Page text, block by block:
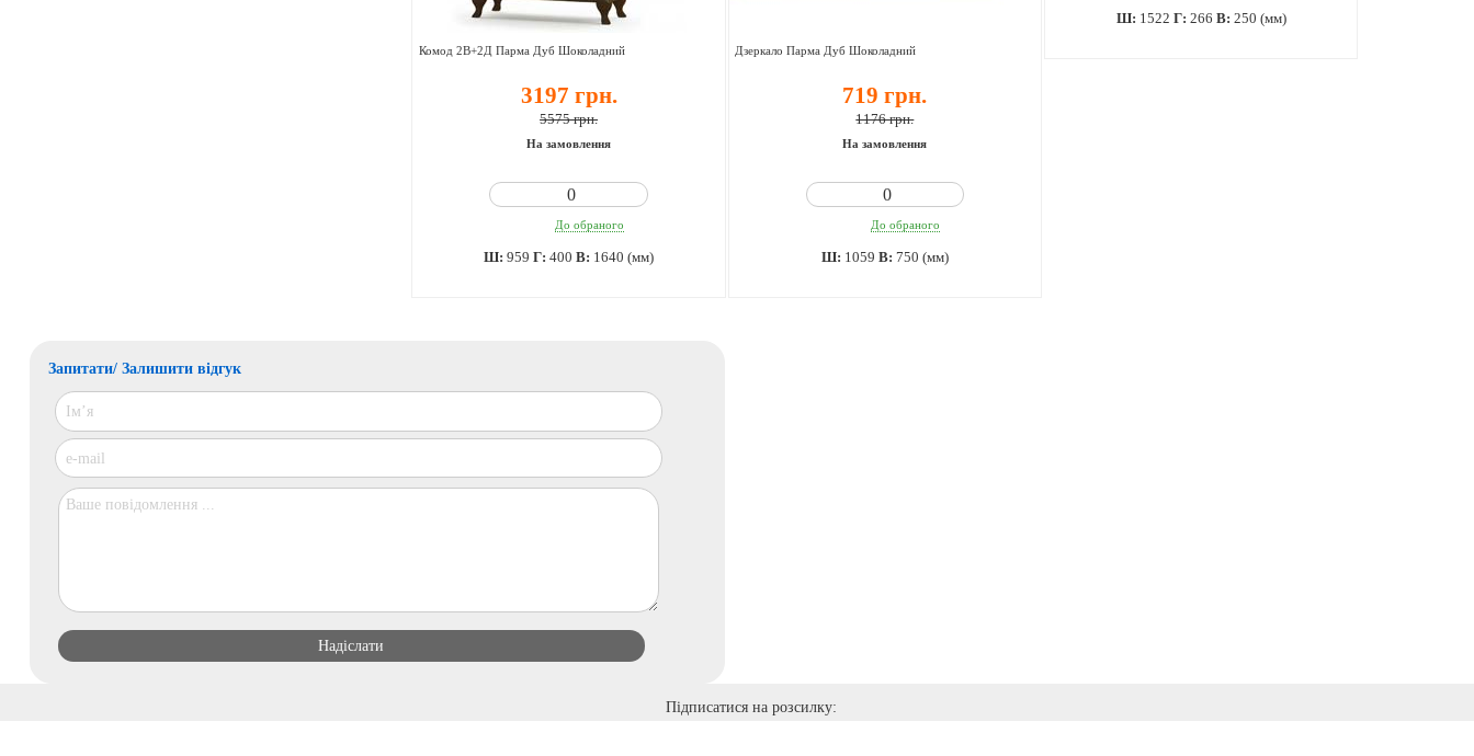
Комод 2В+2Д Парма Дуб Шоколадний
3197 грн.
5575 грн.
На замовлення
До обраного
Ш:959 Г:400 В: 1640 (мм)
Дзеркало Парма Дуб Шоколадний
719 грн.
1176 грн.
На замовлення
До обраного
Ш: 1059 В: 750 (мм)
Ш: 1522 Г: 266 В: 250 (мм)
Запитати/ Залишити відгук
Підписатися на розсилку: